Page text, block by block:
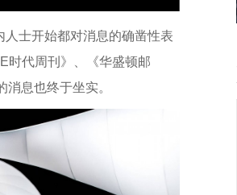
士开始都对消息的确凿性表
时代周刊》、《华盛顿邮
息也终于坐实。